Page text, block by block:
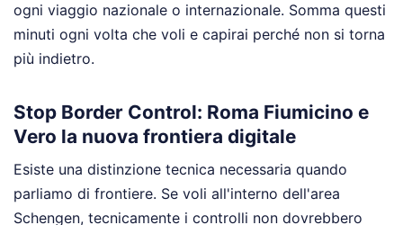
ogni viaggio nazionale o internazionale. Somma questi
minuti ogni volta che voli e capirai perché non si torna
più indietro.
Stop Border Control: Roma Fiumicino e
Vero la nuova frontiera digitale
Esiste una distinzione tecnica necessaria quando
parliamo di frontiere. Se voli all'interno dell'area
Schengen, tecnicamente i controlli non dovrebbero